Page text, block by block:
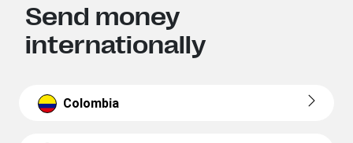
Send money
internationally
Colombia